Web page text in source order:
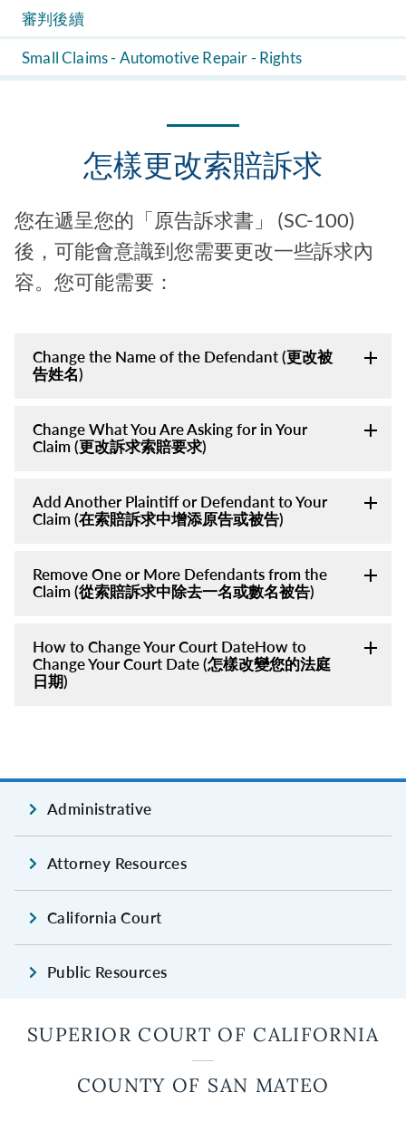
審判後續
Small Claims - Automotive Repair - Rights
怎樣更改索賠訴求
您在遞呈您的「原告訴求書」 (SC-100)
後，可能會意識到您需要更改一些訴求內
容。您可能需要：
Change the Name of the Defendant (更改被
告姓名)
Change What You Are Asking for in Your
Claim (更改訴求索賠要求)
Add Another Plaintiff or Defendant to Your
Claim (在索賠訴求中增添原告或被告)
Remove One or More Defendants from the
Claim (從索賠訴求中除去一名或數名被告)
How to Change Your Court DateHow to
Change Your Court Date (怎樣改變您的法庭
日期)
Administrative
Attorney Resources
California Court
Public Resources
SUPERIOR COURT OF CALIFORNIA
COUNTY OF SAN MATEO